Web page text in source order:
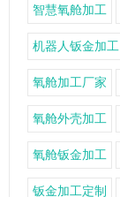
智慧氧舱加工
机器人钣金加工
氧舱加工厂家
氧舱外壳加工
氧舱钣金加工
钣金加工定制